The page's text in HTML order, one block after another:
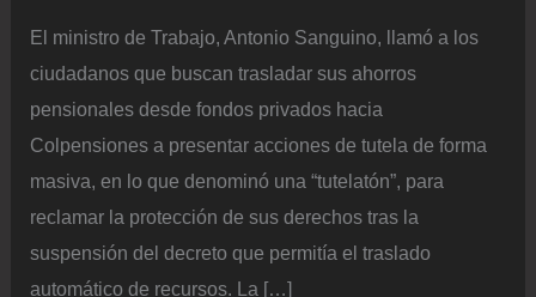
El ministro de Trabajo, Antonio Sanguino, llamó a los
ciudadanos que buscan trasladar sus ahorros
pensionales desde fondos privados hacia
Colpensiones a presentar acciones de tutela de forma
masiva, en lo que denominó una “tutelatón”, para
reclamar la protección de sus derechos tras la
suspensión del decreto que permitía el traslado
automático de recursos. La […]